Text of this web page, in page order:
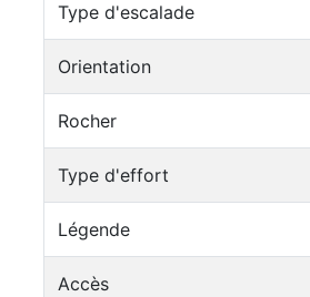
Type d'escalade
Orientation
Rocher
Type d'effort
Légende
Accès